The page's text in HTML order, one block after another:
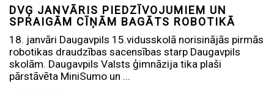
DVĢ JANVĀRIS PIEDZĪVOJUMIEM UN
SPRAIGĀM CĪŅĀM BAGĀTS ROBOTIKĀ
18. janvāri Daugavpils 15.vidusskolā norisinājās pirmās
robotikas draudzības sacensības starp Daugavpils
skolām. Daugavpils Valsts ģimnāzija tika plaši
pārstāvēta MiniSumo un ...